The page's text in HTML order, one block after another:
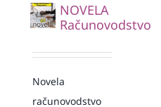
NOVELA
Računovodstvo
Novela
računovodstvo